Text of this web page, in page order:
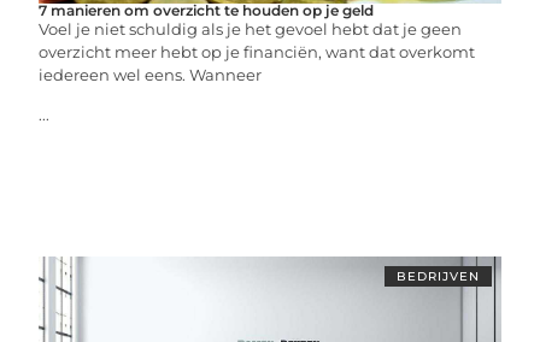
7 manieren om overzicht te houden op je geld
Voel je niet schuldig als je het gevoel hebt dat je geen
overzicht meer hebt op je financiën, want dat overkomt
iedereen wel eens. Wanneer
...
BEDRIJVEN